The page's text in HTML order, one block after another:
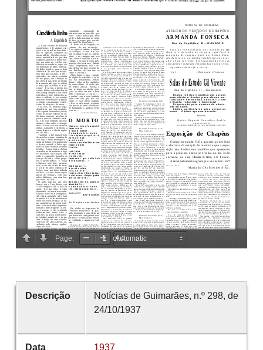
Descrição
Notícias de Guimarães, n.º 298, de
24/10/1937
Data 1937